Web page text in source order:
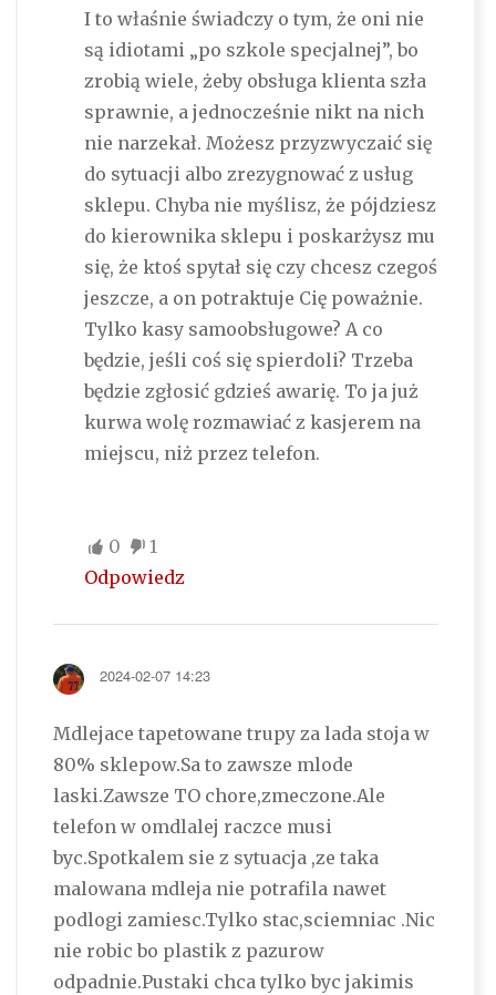
I to właśnie świadczy o tym, że oni nie
są idiotami „po szkole specjalnej”, bo
zrobią wiele, żeby obsługa klienta szła
sprawnie, a jednocześnie nikt na nich
nie narzekał. Możesz przyzwyczaić się
do sytuacji albo zrezygnować z usług
sklepu. Chyba nie myślisz, że pójdziesz
do kierownika sklepu i poskarżysz mu
się, że ktoś spytał się czy chcesz czegoś
jeszcze, a on potraktuje Cię poważnie.
Tylko kasy samoobsługowe? A co
będzie, jeśli coś się spierdoli? Trzeba
będzie zgłosić gdzieś awarię. To ja już
kurwa wolę rozmawiać z kasjerem na
miejscu, niż przez telefon.
0
1
Odpowiedz
2024-02-07 14:23
Mdlejace tapetowane trupy za lada stoja w
80% sklepow.Sa to zawsze mlode
laski.Zawsze TO chore,zmeczone.Ale
telefon w omdlalej raczce musi
byc.Spotkalem sie z sytuacja ,ze taka
malowana mdleja nie potrafila nawet
podlogi zamiesc.Tylko stac,sciemniac .Nic
nie robic bo plastik z pazurow
odpadnie.Pustaki chca tylko byc jakimis